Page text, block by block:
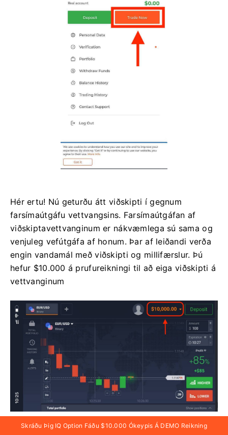
Hér ertu! Nú geturðu átt viðskipti í gegnum
farsímaútgáfu vettvangsins. Farsímaútgáfan af
viðskiptavettvanginum er nákvæmlega sú sama og
venjuleg vefútgáfa af honum. Þar af leiðandi verða
engin vandamál með viðskipti og millifærslur. Þú
hefur $10.000 á prufureikningi til að eiga viðskipti á
vettvanginum
Skráðu Þig IQ Option Fáðu $10.000 Ókeypis Á DEMO Reikning